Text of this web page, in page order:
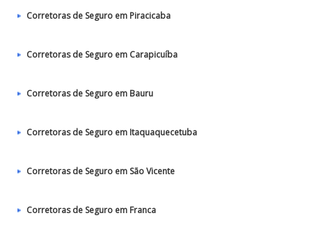
Corretoras de Seguro em Piracicaba
Corretoras de Seguro em Carapicuíba
Corretoras de Seguro em Bauru
Corretoras de Seguro em Itaquaquecetuba
Corretoras de Seguro em São Vicente
Corretoras de Seguro em Franca